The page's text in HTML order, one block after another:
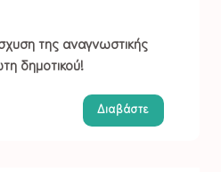
της αναγνωστικής
δημοτικού!
Διαβάστε